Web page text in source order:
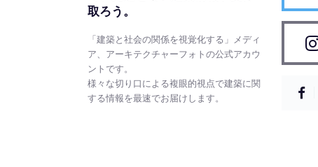
取ろう。
「建築と社会の関係を視覚化する」メディ
ア、アーキテクチャーフォトの公式アカウ
ントです。
様々な切り口による複眼的視点で建築に関
する情報を最速でお届けします。